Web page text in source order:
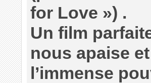
for Love ») .
Un film
nous apaise
l’immense